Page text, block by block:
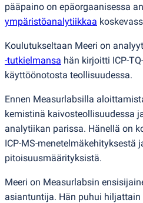
pääpaino on epäorgaanisessa
ympäristöanalytiikkaa
Koulutukseltaan Meeri on
-tutkielmansa hän kirjoitti ICP-
käyttöönotosta teollisuudessa.
Ennen Measurlabsilla
kemistinä kaivosteollisuudessa
analytiikan parissa. Hänellä on
ICP-MS-menetelmäkehityksestä
pitoisuusmäärityksistä.
Meeri on Measurlabsin
asiantuntija. Hän puhui